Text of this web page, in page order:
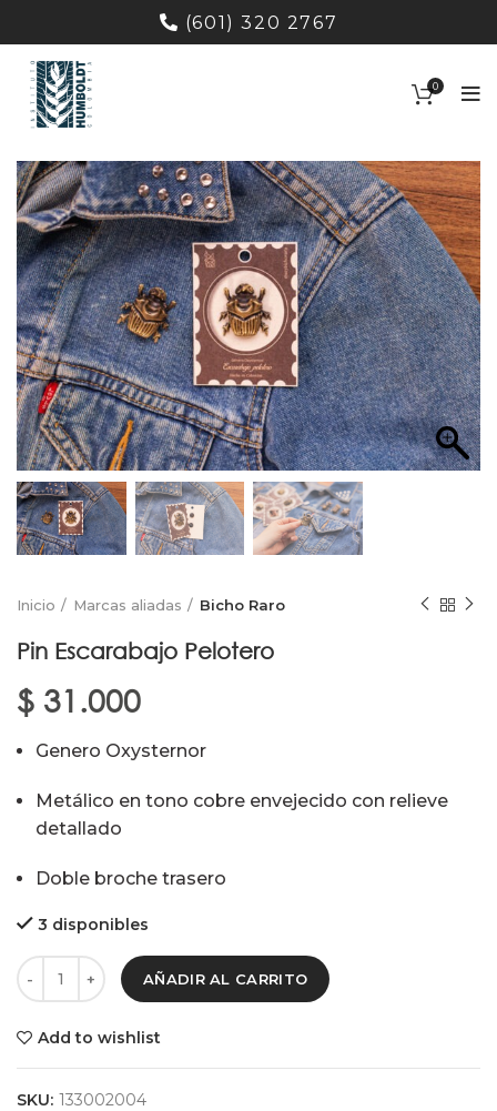
(601) 320 2767
0
Inicio Marcas aliadas Bicho Raro
Pin Escarabajo Pelotero
$ 31.000
Genero Oxysternor
Metálico en tono cobre envejecido con relieve
detallado
Doble broche trasero
3 disponibles
AÑADIR AL CARRITO
Add to wishlist
SKU: 133002004